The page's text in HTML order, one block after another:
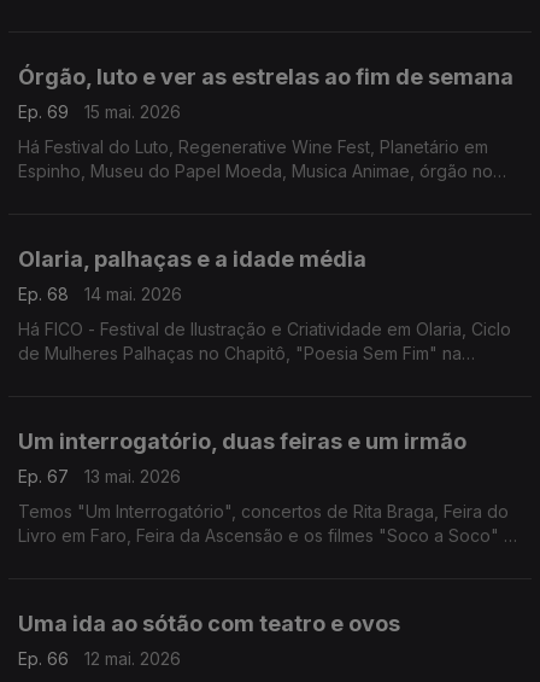
Órgão, luto e ver as estrelas ao fim de semana
Ep. 69
15 mai. 2026
Há Festival do Luto, Regenerative Wine Fest, Planetário em
Espinho, Museu do Papel Moeda, Musica Animae, órgão no
Olaria, palhaças e a idade média
Ep. 68
14 mai. 2026
Há FICO - Festival de Ilustração e Criatividade em Olaria, Ciclo
de Mulheres Palhaças no Chapitô, "Poesia Sem Fim" na
Um interrogatório, duas feiras e um irmão
Ep. 67
13 mai. 2026
Temos "Um Interrogatório", concertos de Rita Braga, Feira do
Livro em Faro, Feira da Ascensão e os filmes "Soco a Soco" e
Uma ida ao sótão com teatro e ovos
Ep. 66
12 mai. 2026